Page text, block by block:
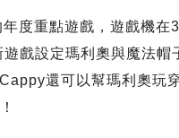
度重點遊戲，遊戲機在
戲設定瑪利奧與魔法
還可以幫瑪利奧玩